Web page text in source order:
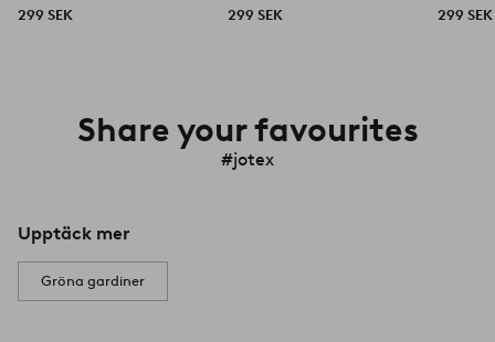
299 SEK
299 SEK
299 SEK
Share your favourites
#jotex
Upptäck mer
Gröna gardiner